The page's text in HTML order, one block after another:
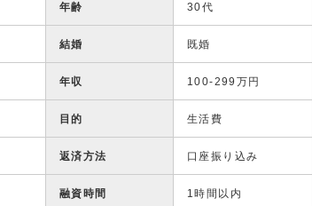
年齢 30代
結婚 既婚
年収 100-299万円
目的 生活費
返済方法 口座振り込み
融資時間 1時間以内